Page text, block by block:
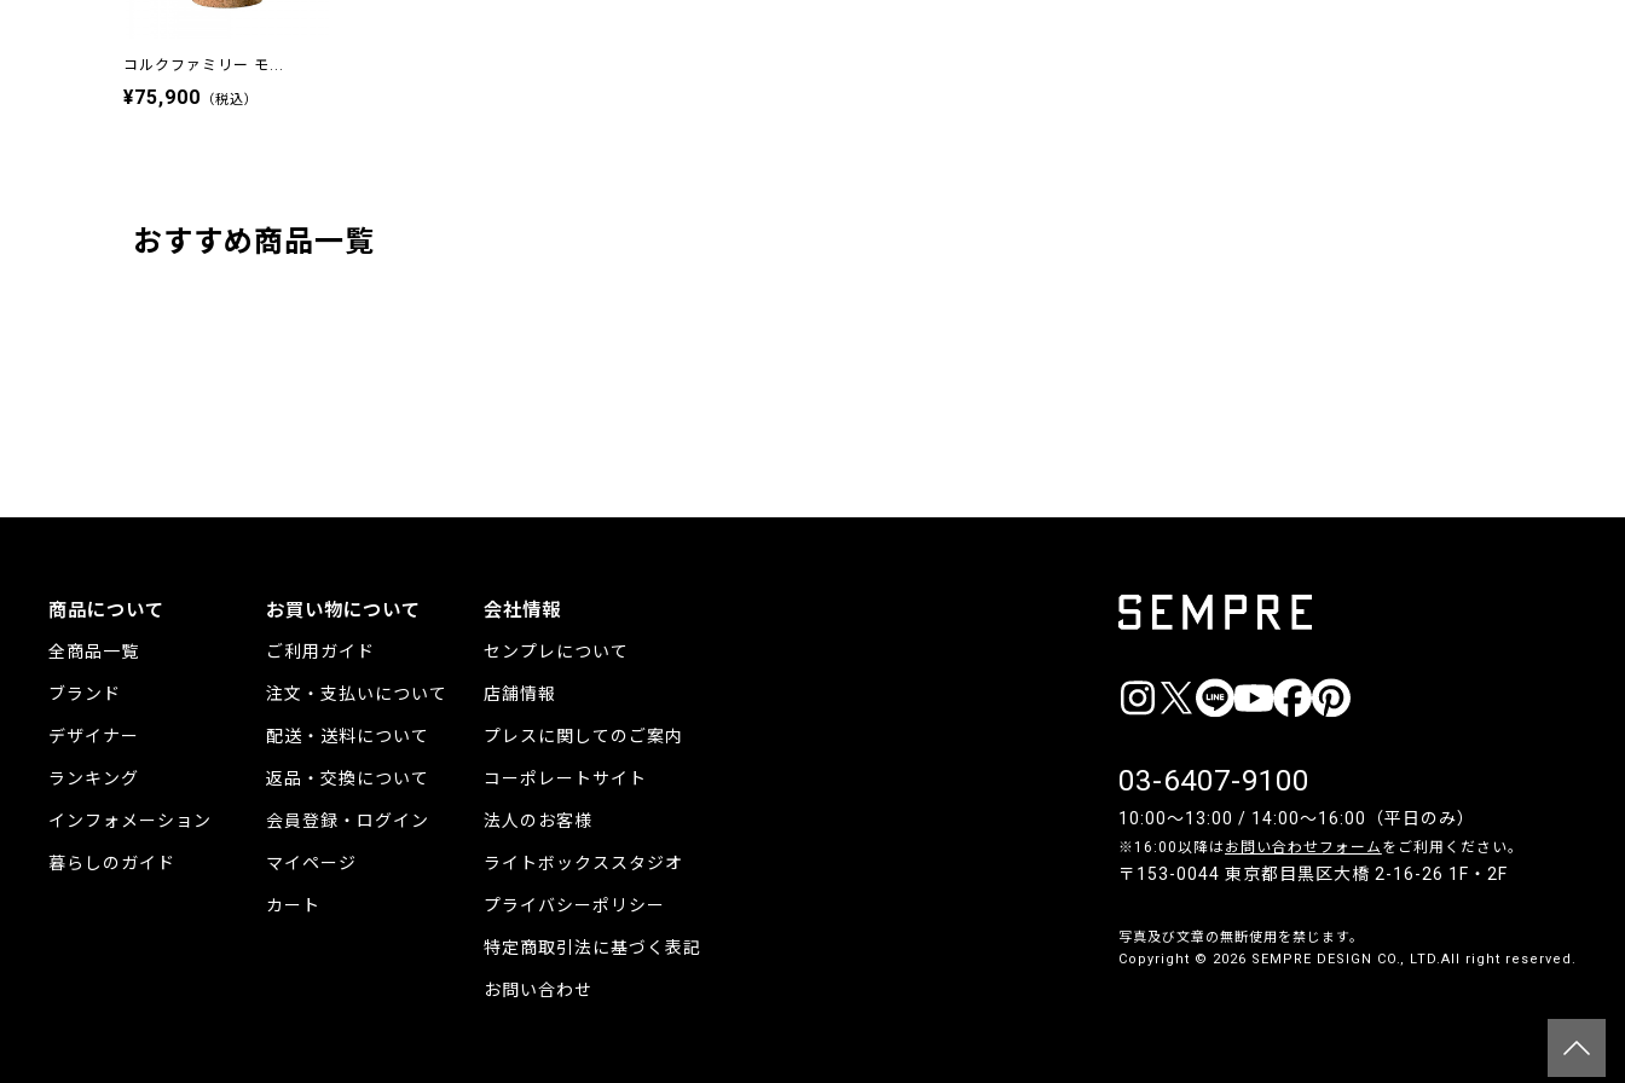
コルクファミリー モ...
¥75,900 （税込）
おすすめ商品一覧
商品について
全商品一覧
ブランド
デザイナー
ランキング
インフォメーション
暮らしのガイド
お買い物について
ご利用ガイド
注文・支払いについて
配送・送料について
返品・交換について
会員登録・ログイン
マイページ
カート
会社情報
センプレについて
店舗情報
プレスに関してのご案内
コーポレートサイト
法人のお客様
ライトボックススタジオ
プライバシーポリシー
特定商取引法に基づく表記
お問い合わせ
03-6407-9100
10:00〜13:00 / 14:00〜16:00（平日のみ）
※16:00以降はお問い合わせフォーム をご利用ください。
〒153-0044 東京都目黒区大橋 2-16-26 1F・2F
写真及び文章の無断使用を禁じます。
Copyright © 2026 SEMPRE DESIGN CO., LTD.All right reserved.